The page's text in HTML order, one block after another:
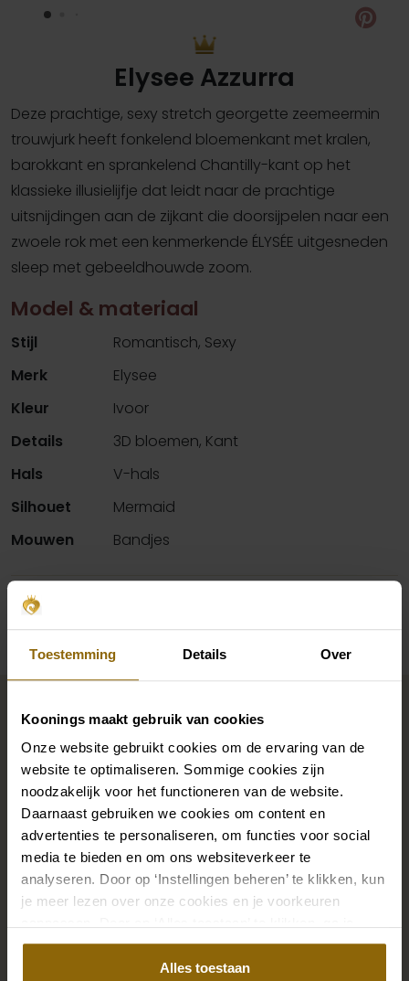
Toestemming Details Over
Koonings maakt gebruik van cookies
Onze website gebruikt cookies om de ervaring van de
website te optimaliseren. Sommige cookies zijn
noodzakelijk voor het functioneren van de website.
Daarnaast gebruiken we cookies om content en
advertenties te personaliseren, om functies voor social
media te bieden en om ons websiteverkeer te
analyseren. Door op ‘Instellingen beheren’ te klikken, kun
je meer lezen over onze cookies en je voorkeuren
akkoord met het gebruik van alle cookies.
Alles toestaan
Elysee Azzurra
Deze prachtige, sexy stretch georgette zeemeermin
trouwjurk heeft fonkelend bloemenkant met kralen,
barokkant en sprankelend Chantilly-kant op het
klassieke illusielijfje dat leidt naar de prachtige
uitsnijdingen aan de zijkant die doorsijpelen naar een
zwoele rok met een kenmerkende ÉLYSÉE uitgesneden
sleep met gebeeldhouwde zoom.
Model & materiaal
Stijl
Romantisch, Sexy
Merk
Elysee
Kleur
Ivoor
Details
3D bloemen, Kant
Hals
V-hals
Silhouet
Mermaid
Mouwen
Bandjes
Beschikbaarheid per winkel
Maak jouw bridallook
compleet
De perfecte trouwschoenen voor onder je trouwjurk,
maar ook kettingen, armbanden en oorbellen die
precies bij je bruidsjurk passen of een prachtige sluier,
haarband of haarspeld voor je bruidskapsel: jouw
bruidslook is pas af met bijpassende accessoires. Met
bruid en bruidegom vind je de perfecte match met
jouw jurk of trouwkostuum.